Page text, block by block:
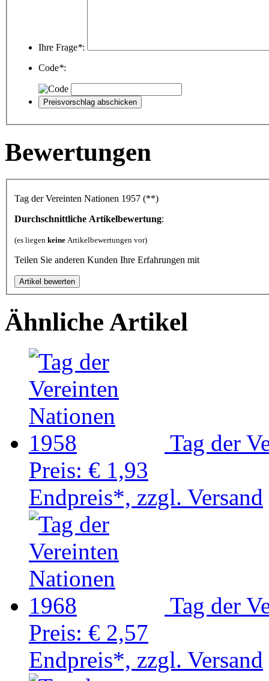
Ihre Frage*:
Code*:
Bewertungen
Tag der Vereinten Nationen 1957 (**)
Durchschnittliche Artikelbewertung:
(es liegen keine Artikelbewertungen vor)
Teilen Sie anderen Kunden Ihre Erfahrungen mit
Ähnliche Artikel
Tag der
Preis: € 1,93
Endpreis*, zzgl. Versand
Tag der
Preis: € 2,57
Endpreis*, zzgl. Versand